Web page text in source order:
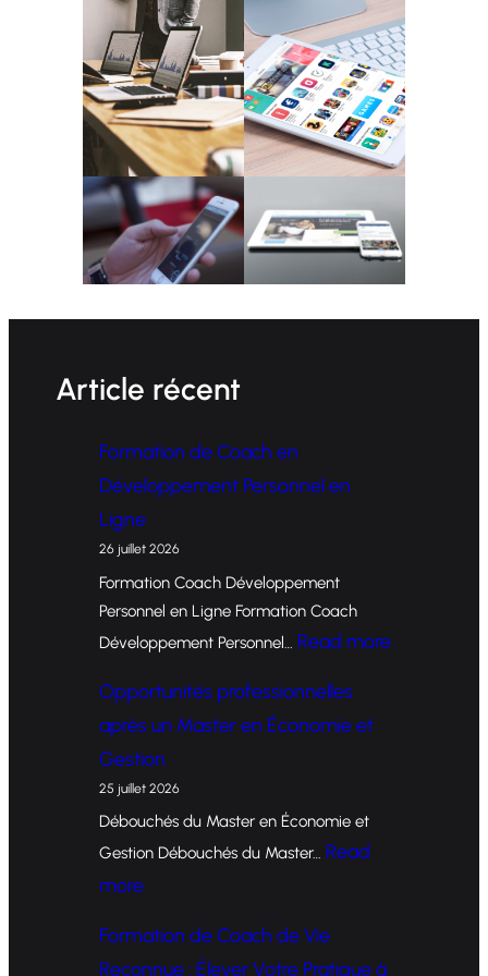
Article récent
Formation de Coach en
Développement Personnel en
Ligne
26 juillet 2026
Formation Coach Développement
Personnel en Ligne Formation Coach
Développement Personnel… Read more:
Opportunités professionnelles
après un Master en Économie et
Gestion
25 juillet 2026
Débouchés du Master en Économie et
Gestion Débouchés du Master… Read
more:
Formation de Coach de Vie
Reconnue : Élever Votre Pratique à